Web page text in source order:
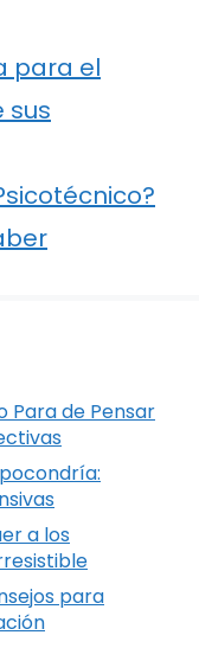
para el
sus
Para de Pensar
a los
para